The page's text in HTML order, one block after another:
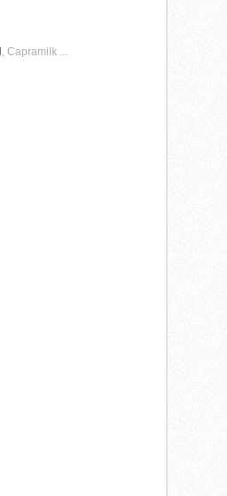
, Capramilk ...